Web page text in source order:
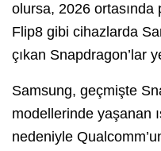
olursa, 2026 ortasında
Flip8 gibi cihazlarda
çıkan Snapdragon’lar
Samsung, geçmişte
modellerinde yaşanan
nedeniyle